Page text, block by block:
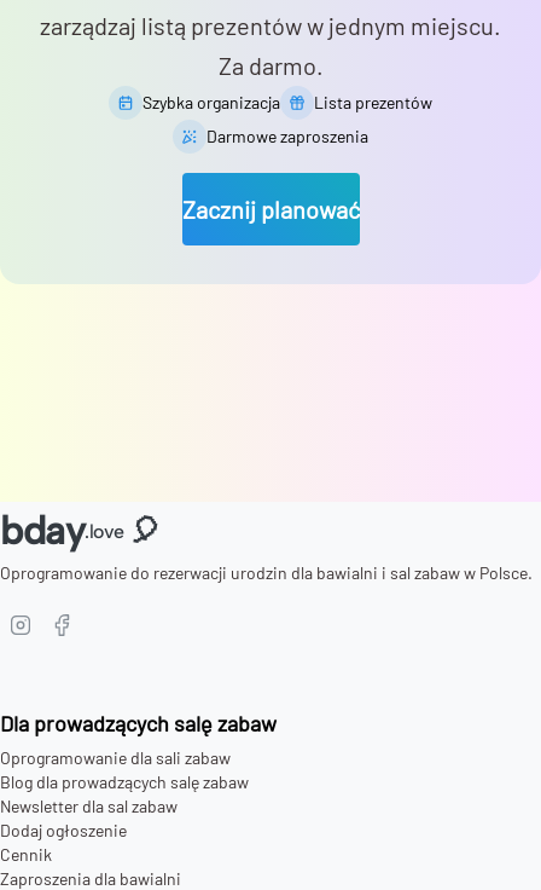
zarządzaj listą prezentów w jednym miejscu.
Za darmo.
Szybka organizacja
Lista prezentów
Darmowe zaproszenia
Zacznij planować
bday.love 🎈
Oprogramowanie do rezerwacji urodzin dla bawialni i sal zabaw w Polsce.
Dla prowadzących salę zabaw
Oprogramowanie dla sali zabaw
Blog dla prowadzących salę zabaw
Newsletter dla sal zabaw
Dodaj ogłoszenie
Cennik
Zaproszenia dla bawialni